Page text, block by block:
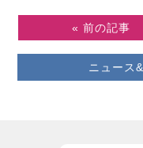
« 前の記事
ニュース